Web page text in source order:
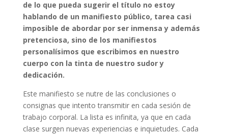
de lo que pueda sugerir el título no estoy
hablando de un manifiesto público, tarea casi
imposible de abordar por ser inmensa y además
pretenciosa, sino de los manifiestos
personalísimos que escribimos en nuestro
cuerpo con la tinta de nuestro sudor y
dedicación.
Este manifiesto se nutre de las conclusiones o
consignas que intento transmitir en cada sesión de
trabajo corporal. La lista es infinita, ya que en cada
clase surgen nuevas experiencias e inquietudes. Cada